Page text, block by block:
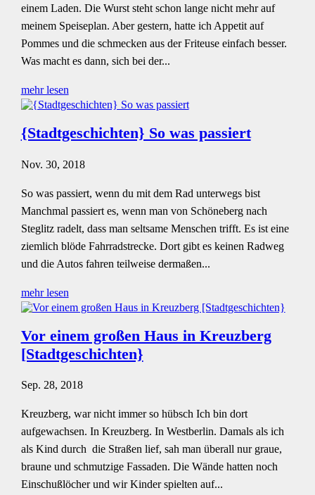
einem Laden. Die Wurst steht schon lange nicht mehr auf
meinem Speiseplan. Aber gestern, hatte ich Appetit auf
Pommes und die schmecken aus der Friteuse einfach besser.
Was macht es dann, sich bei der...
mehr lesen
{Stadtgeschichten} So was passiert
Nov. 30, 2018
So was passiert, wenn du mit dem Rad unterwegs bist
Manchmal passiert es, wenn man von Schöneberg nach
Steglitz radelt, dass man seltsame Menschen trifft. Es ist eine
ziemlich blöde Fahrradstrecke. Dort gibt es keinen Radweg
und die Autos fahren teilweise dermaßen...
mehr lesen
Vor einem großen Haus in Kreuzberg
[Stadtgeschichten}
Sep. 28, 2018
Kreuzberg, war nicht immer so hübsch Ich bin dort
aufgewachsen. In Kreuzberg. In Westberlin. Damals als ich
als Kind durch die Straßen lief, sah man überall nur graue,
braune und schmutzige Fassaden. Die Wände hatten noch
Einschußlöcher und wir Kinder spielten auf...